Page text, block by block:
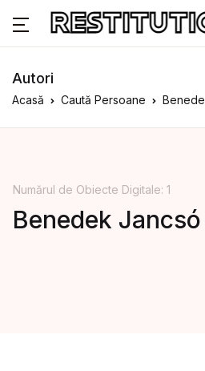
Autori
Acasă Caută Persoane
Numărul de Obiecte Digitale: 1
Benedek Jancsó